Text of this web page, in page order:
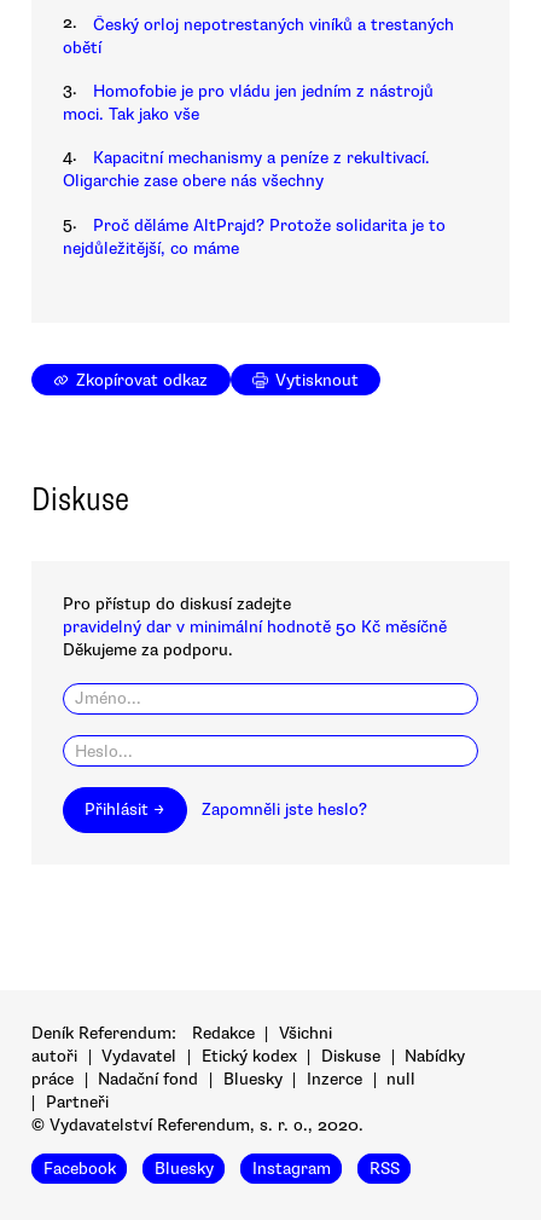
2.
Český orloj nepotrestaných viníků a trestaných
obětí
3.
Homofobie je pro vládu jen jedním z nástrojů
moci. Tak jako vše
4.
Kapacitní mechanismy a peníze z rekultivací.
Oligarchie zase obere nás všechny
5.
Proč děláme AltPrajd? Protože solidarita je to
nejdůležitější, co máme
Zkopírovat odkaz Vytisknout
Diskuse
Pro přístup do diskusí zadejte
pravidelný dar v minimální hodnotě 50 Kč měsíčně
Děkujeme za podporu.
Přihlásit → Zapomněli jste heslo?
Deník Referendum: Redakce | Všichni
autoři | Vydavatel | Etický kodex | Diskuse | Nabídky
práce | Nadační fond | Bluesky | Inzerce | null
|
Partneři
© Vydavatelství Referendum, s. r. o., 2020.
Facebook Bluesky Instagram RSS